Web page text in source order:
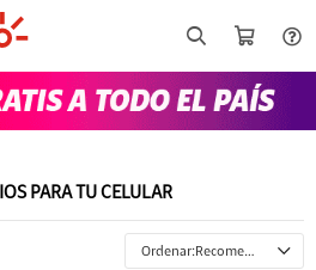
PARA TU CELULAR
Recomendados